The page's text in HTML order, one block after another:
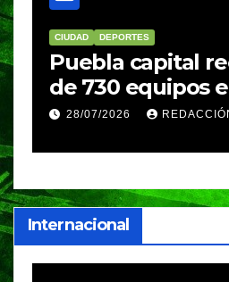
CIUDAD DEPORTES
Puebla capital
de 730 equipos
Festival Máster
28/07/2026
Internacional